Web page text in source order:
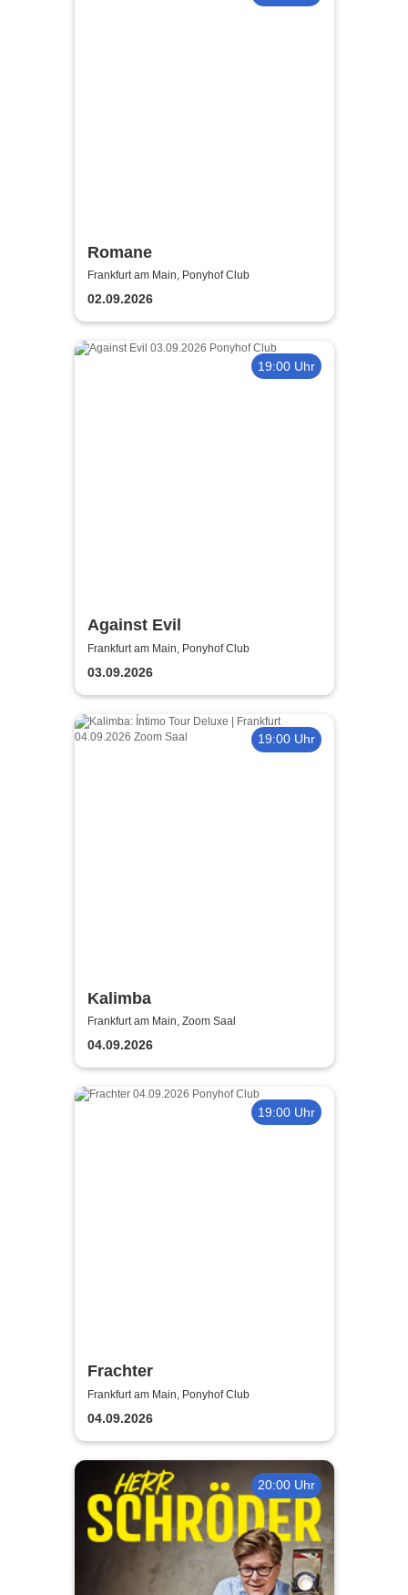
Romane
Frankfurt am Main, Ponyhof Club
02.09.2026
19:00 Uhr
Against Evil
Frankfurt am Main, Ponyhof Club
03.09.2026
19:00 Uhr
Kalimba
Frankfurt am Main, Zoom Saal
04.09.2026
19:00 Uhr
Frachter
Frankfurt am Main, Ponyhof Club
04.09.2026
20:00 Uhr